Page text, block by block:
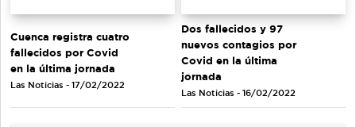
Cuenca registra cuatro
fallecidos por Covid
en la última jornada
Las Noticias - 17/02/2022
Dos fallecidos y 97
nuevos contagios por
Covid en la última
jornada
Las Noticias - 16/02/2022